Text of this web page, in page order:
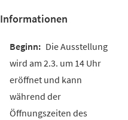
Informationen
Die Ausstellung
wird am 2.3. um 14 Uhr
eröffnet und kann
während der
Öffnungszeiten des